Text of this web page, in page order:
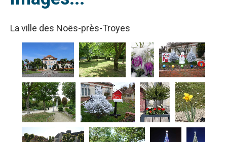
La ville des Noës-près-Troyes